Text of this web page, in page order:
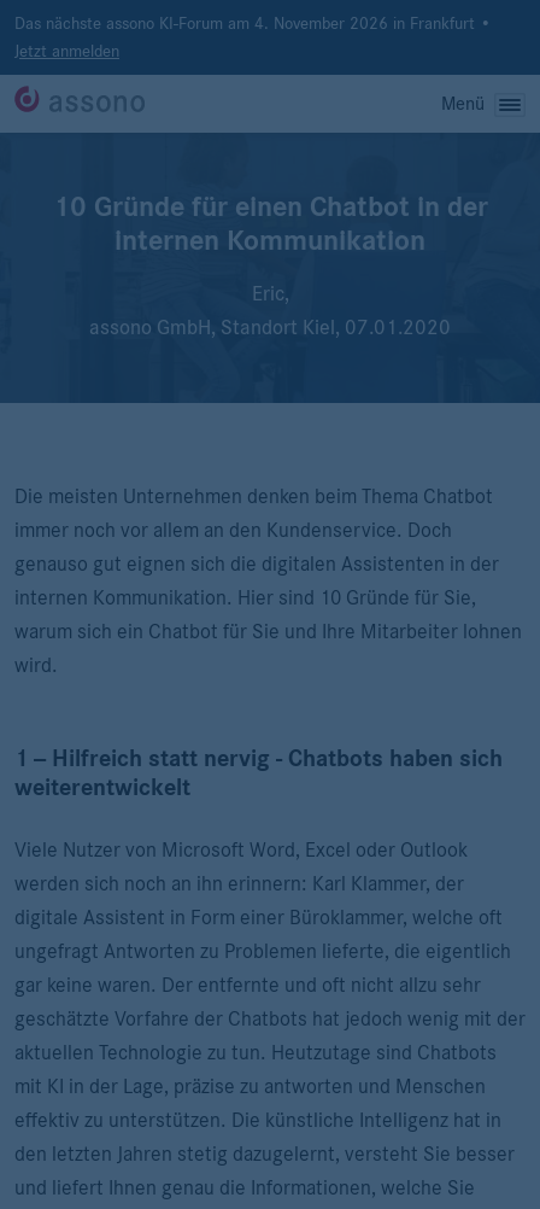
Das nächste assono KI-Forum am 4. November 2026 in Frankfurt •
Jetzt anmelden
Menü
10 Gründe für einen Chatbot in der
internen Kommunikation
Eric,
assono GmbH, Standort Kiel, 07.01.2020
Die meisten Unternehmen denken beim Thema Chatbot
immer noch vor allem an den Kundenservice. Doch
genauso gut eignen sich die digitalen Assistenten in der
internen Kommunikation. Hier sind 10 Gründe für Sie,
warum sich ein Chatbot für Sie und Ihre Mitarbeiter lohnen
wird.
1 -- Hilfreich statt nervig - Chatbots haben sich
weiterentwickelt
Viele Nutzer von Microsoft Word, Excel oder Outlook
werden sich noch an ihn erinnern: Karl Klammer, der
digitale Assistent in Form einer Büroklammer, welche oft
ungefragt Antworten zu Problemen lieferte, die eigentlich
gar keine waren. Der entfernte und oft nicht allzu sehr
geschätzte Vorfahre der Chatbots hat jedoch wenig mit der
aktuellen Technologie zu tun. Heutzutage sind Chatbots
mit KI in der Lage, präzise zu antworten und Menschen
effektiv zu unterstützen. Die künstliche Intelligenz hat in
den letzten Jahren stetig dazugelernt, versteht Sie besser
und liefert Ihnen genau die Informationen, welche Sie